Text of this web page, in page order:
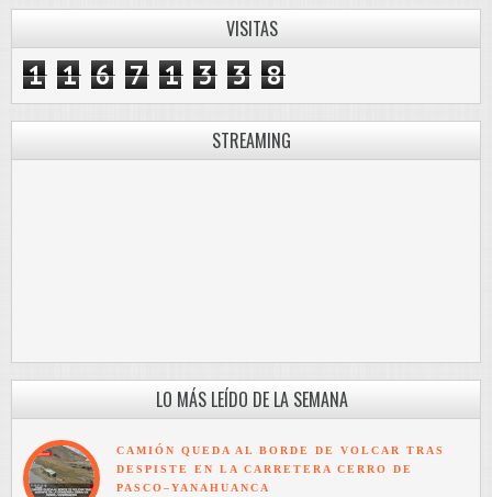
VISITAS
1 1 6 7 1 3 3 8
STREAMING
LO MÁS LEÍDO DE LA SEMANA
CAMIÓN QUEDA AL BORDE DE VOLCAR TRAS
DESPISTE EN LA CARRETERA CERRO DE
PASCO–YANAHUANCA